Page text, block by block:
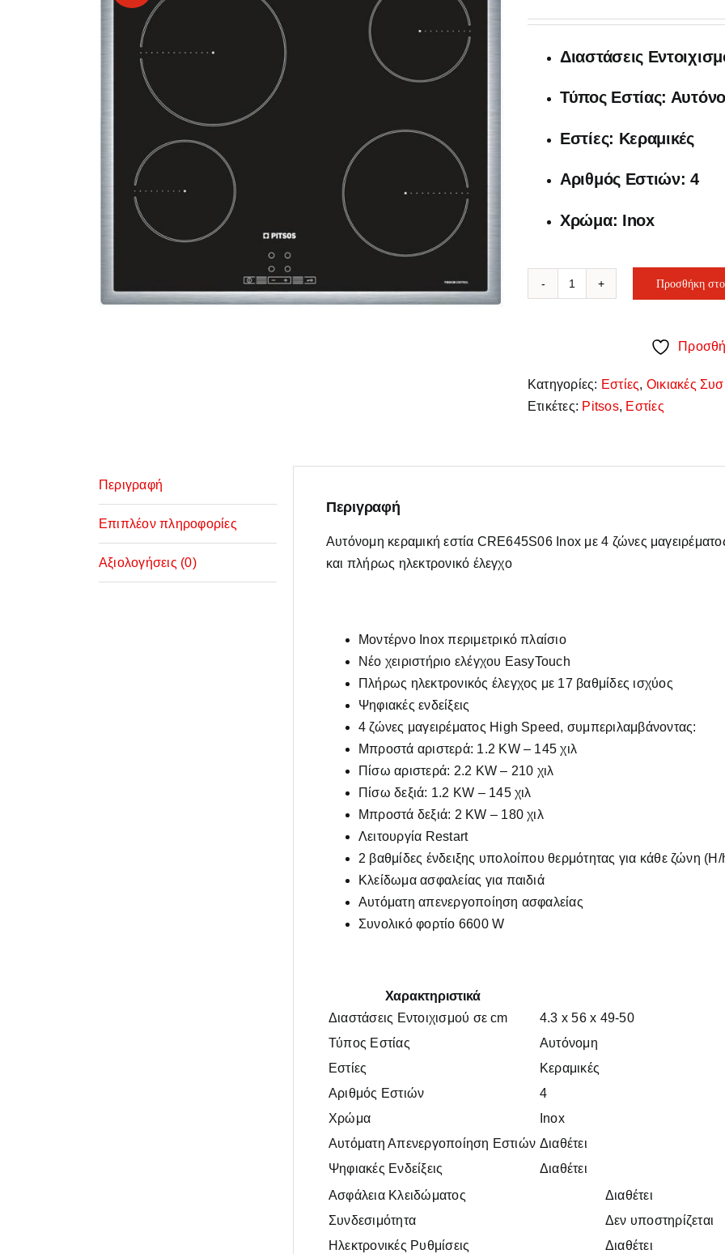
was:
350,00€.
τιμή
είναι:
Διαστάσεις
Τύπος Εστίας:
Εστίες: Κεραμικές
Αριθμός Εστιών: 4
Χρώμα: Inox
Κεραμική
ποσότητα
Προσθήκη
Κατηγορίες: Εστίες, Οικιακές
Ετικέτες: Pitsos, Εστίες
Περιγραφή
Επιπλέον πληροφορίες
Αξιολογήσεις (0)
Περιγραφή
Αυτόνομη κεραμική εστία CRE645S06 Inox με 4 ζώνες
και πλήρως ηλεκτρονικό έλεγχο
Μοντέρνο Inox περιμετρικό πλαίσιο
Νέο χειριστήριο ελέγχου EasyTouch
Πλήρως ηλεκτρονικός έλεγχος με 17 βαθμίδες ισχύος
Ψηφιακές ενδείξεις
4 ζώνες μαγειρέματος High Speed, συμπεριλαμβάνοντας:
Μπροστά αριστερά: 1.2 ΚW – 145 χιλ
Πίσω αριστερά: 2.2 ΚW – 210 χιλ
Πίσω δεξιά: 1.2 ΚW – 145 χιλ
Μπροστά δεξιά: 2 ΚW – 180 χιλ
Λειτουργία Restart
2 βαθμίδες ένδειξης υπολοίπου θερμότητας για κάθε ζώνη (H/
Κλείδωμα ασφαλείας για παιδιά
Αυτόματη απενεργοποίηση ασφαλείας
Συνολικό φορτίο 6600 W
Χαρακτηριστικά
Διαστάσεις Εντoιχισμού σε cm
4.3 x 56 x 49-50
Τύπος Εστίας
Αυτόνομη
Εστίες
Κεραμικές
Αριθμός Εστιών
4
Χρώμα
Inox
Αυτόματη Απενεργοποίηση Εστιών Διαθέτει
Ψηφιακές Ενδείξεις
Διαθέτει
Ασφάλεια Κλειδώματος
Διαθέτει
Συνδεσιμότητα
Δεν υποστηρίζεται
Ηλεκτρονικές Ρυθμίσεις
Διαθέτει